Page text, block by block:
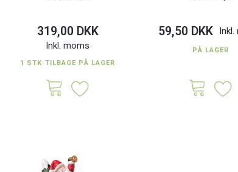
319,00 DKK
Inkl. moms
1 STK TILBAGE PÅ LAGER
59,50 DKK Inkl.
PÅ LAGER